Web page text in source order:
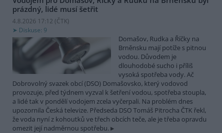
prázdný, lidé musí šetřit
4.8.2026 17:12 (ČTK)
Diskuse: 9
Domašov, Rudka a Říčky na
Brněnsku mají potíže s pitnou
vodou. Důvodem je
dlouhodobé sucho i příliš
vysoká spotřeba vody. Ač
Dobrovolný svazek obcí (DSO) Domašovsko, který vodovod
provozuje, před týdnem vyzval k šetření vodou, spotřeba stoupla,
a lidé tak v pondělí vodojem zcela vyčerpali. Na problém dnes
upozornila Česká televize. Předseda DSO Tomáš Pitrocha ČTK řekl,
že voda nyní z kohoutků ve třech obcích teče, ale je třeba opravdu
omezit její nadměrnou spotřebu.